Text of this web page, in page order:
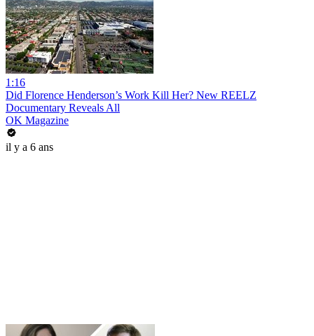
1:16
Did Florence Henderson’s Work Kill Her? New REELZ
Documentary Reveals All
OK Magazine
il y a 6 ans